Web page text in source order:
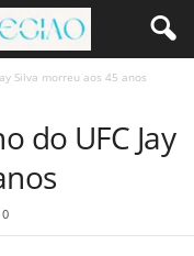
Silva morreu aos 45 anos
do UFC Jay
0